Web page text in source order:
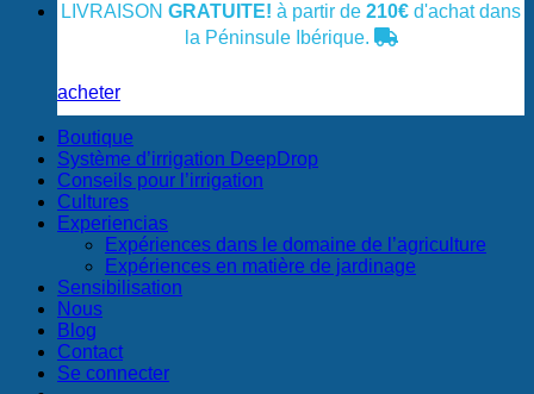
LIVRAISON GRATUITE! à partir de 210€ d'achat dans
la Péninsule Ibérique.
acheter
Boutique
Système d’irrigation DeepDrop
Conseils pour l’irrigation
Cultures
Experiencias
Expériences dans le domaine de l’agriculture
Expériences en matière de jardinage
Sensibilisation
Nous
Blog
Contact
Se connecter